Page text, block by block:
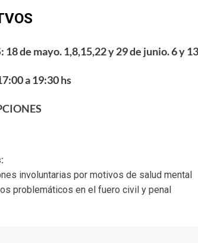
18 de mayo. 1,8,15,22 y 29 de junio. 6 y
a 19:30 hs
involuntarias por motivos de salud mental
problemáticos en el fuero civil y penal